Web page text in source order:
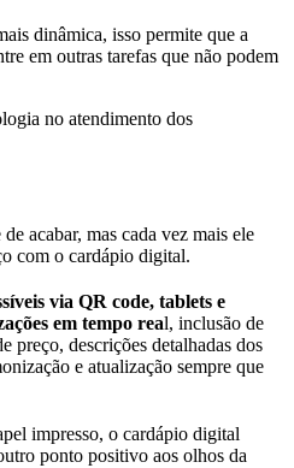
dinâmica, isso permite que a
em outras tarefas que não podem
de acabar, mas cada vez mais ele
com o cardápio digital.
via QR code, tablets e
em tempo real, inclusão de
preço, descrições detalhadas dos
e atualização sempre que
impresso, o cardápio digital
ponto positivo aos olhos da